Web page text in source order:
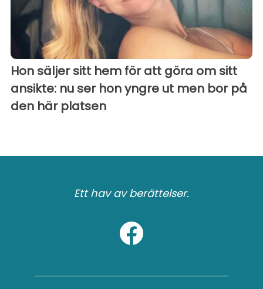
Hon säljer sitt hem för att göra om sitt
ansikte: nu ser hon yngre ut men bor på
den här platsen
Ett hav av berättelser.